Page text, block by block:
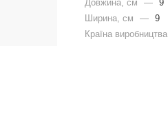
Довжина, cм
— 9
Ширина, cм
— 9
Країна виробництва